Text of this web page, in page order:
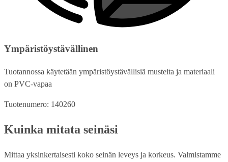
Ympäristöystävällinen
Tuotannossa käytetään ympäristöystävällisiä musteita ja materiaali
on PVC-vapaa
Tuotenumero: 140260
Kuinka mitata seinäsi
Mittaa yksinkertaisesti koko seinän leveys ja korkeus. Valmistamme